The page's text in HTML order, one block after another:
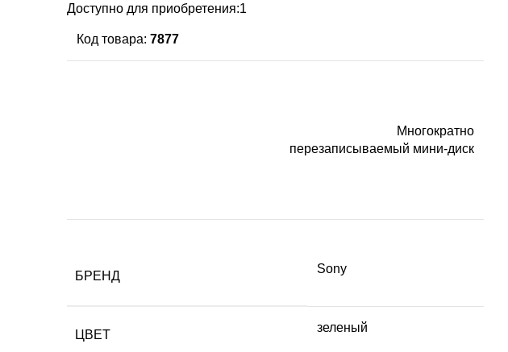
Доступно для приобретения:1
Код товара: 7877
Многократно
перезаписываемый мини-диск
БРЕНД
Sony
ЦВЕТ
зеленый